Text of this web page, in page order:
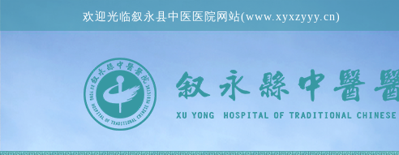
欢迎光临叙永县中医医院网站(www.xyxzyyy.cn)